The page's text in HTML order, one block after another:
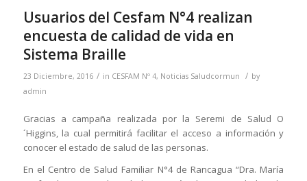
Usuarios del Cesfam N°4 realizan
encuesta de calidad de vida en
Sistema Braille
23 Diciembre, 2016 / in CESFAM Nº 4, Noticias Saludcormun / by
admin
Gracias a campaña realizada por la Seremi de Salud O
´Higgins, la cual permitirá facilitar el acceso a información y
conocer el estado de salud de las personas.
En el Centro de Salud Familiar N°4 de Rancagua “Dra. María